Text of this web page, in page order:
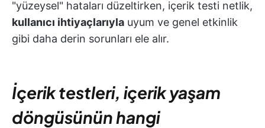
"yüzeysel" hataları düzeltirken, içerik testi netlik,
kullanıcı ihtiyaçlarıyla uyum ve genel etkinlik
gibi daha derin sorunları ele alır.
İçerik testleri, içerik yaşam
döngüsünün hangi